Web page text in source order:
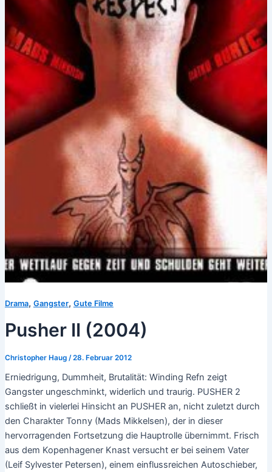
Drama, Gangster, Gute Filme
Pusher II (2004)
Christopher Haug /28. Februar 2012
Erniedrigung, Dummheit, Brutalität: Winding Refn zeigt
Gangster ungeschminkt, widerlich und traurig. PUSHER 2
schließt in vielerlei Hinsicht an PUSHER an, nicht zuletzt durch
den Charakter Tonny (Mads Mikkelsen), der in dieser
hervorragenden Fortsetzung die Hauptrolle übernimmt. Frisch
aus dem Kopenhagener Knast versucht er bei seinem Vater
(Leif Sylvester Petersen), einem einflussreichen Autoschieber,